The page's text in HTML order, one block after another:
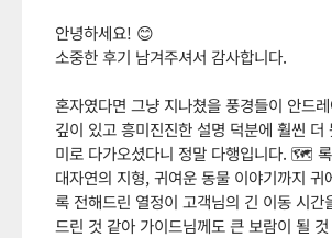
안녕하세요! 😊
소중한 후기 남겨주셔서 감사합니다.
혼자였다면 그냥 지나쳤을 풍경들이 안드
깊이 있고 흥미진진한 설명 덕분에 훨씬 더
미로 다가오셨다니 정말 다행입니다. 🗺️
대자연의 지형, 귀여운 동물 이야기까지 귀
록 전해드린 열정이 고객님의 긴 이동 시간
드린 것 같아 가이드님께도 큰 보람이 될